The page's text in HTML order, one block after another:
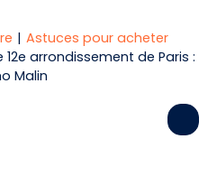
| Astuces pour acheter
arrondissement de Paris :
Malin